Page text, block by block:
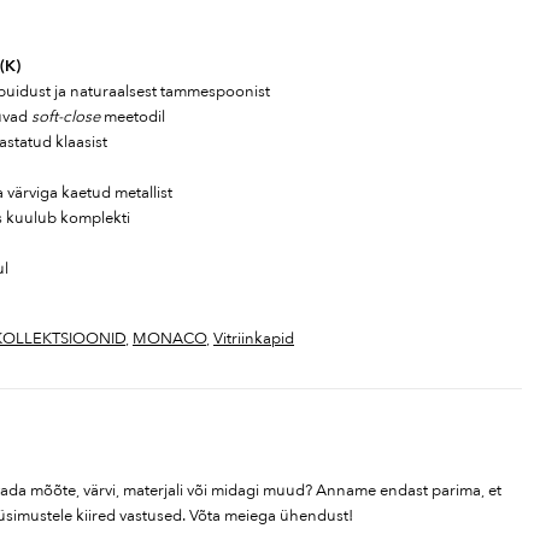
ja naturaalsest tammespoonist
soft-closemeetodil
klaasist
värviga kaetud metallist
kuulub komplekti
, MONACO,Vitriinkapid
mõõte, värvi, materjali või midagi muud? Anname endast parima, et
kiired vastused. Võta meiega ühendust!